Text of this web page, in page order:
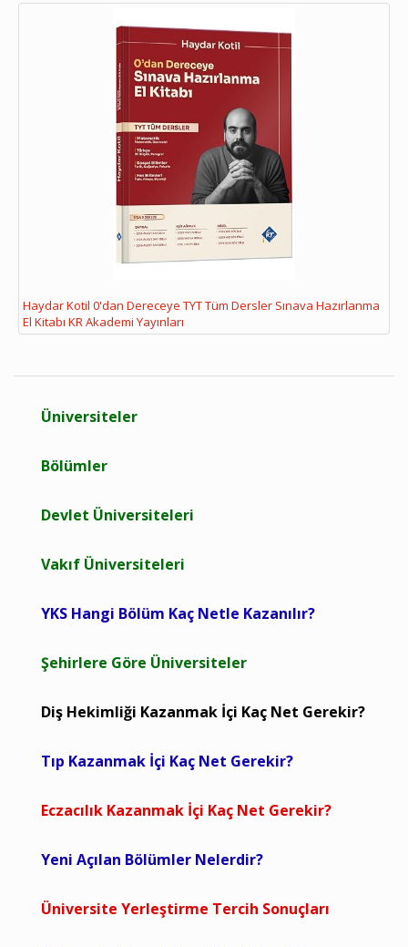
Haydar Kotil 0'dan Dereceye TYT Tüm Dersler Sınava Hazırlanma
El Kitabı KR Akademi Yayınları
Üniversiteler
Bölümler
Devlet Üniversiteleri
Vakıf Üniversiteleri
YKS Hangi Bölüm Kaç Netle Kazanılır?
Şehirlere Göre Üniversiteler
Diş Hekimliği Kazanmak İçi Kaç Net Gerekir?
Tıp Kazanmak İçi Kaç Net Gerekir?
Eczacılık Kazanmak İçi Kaç Net Gerekir?
Yeni Açılan Bölümler Nelerdir?
Üniversite Yerleştirme Tercih Sonuçları